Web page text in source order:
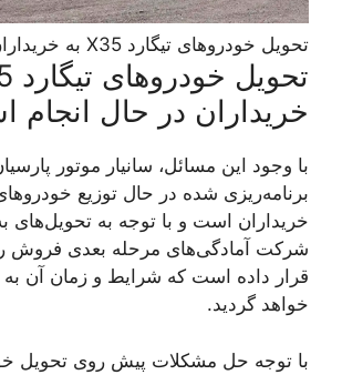
تحویل خودروهای تیگارد X35 به خریداران
خریداران در حال انجام
با وجود این مسائل، سانیار موتور
خریداران است و با توجه به تحویل‌های
شرکت آمادگی‌های مرحله بعدی فروش
قرار داده است که شرایط و زمان آن به
خواهد گردید.
با توجه حل مشکلات پیش روی تحویل